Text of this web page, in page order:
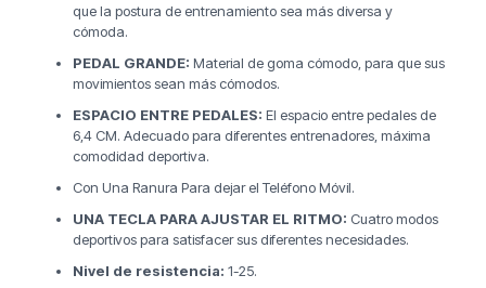
que la postura de entrenamiento sea más diversa y
cómoda.
PEDAL GRANDE: Material de goma cómodo, para que sus
movimientos sean más cómodos.
ESPACIO ENTRE PEDALES: El espacio entre pedales de
6,4 CM. Adecuado para diferentes entrenadores, máxima
comodidad deportiva.
Con Una Ranura Para dejar el Teléfono Móvil.
UNA TECLA PARA AJUSTAR EL RITMO: Cuatro modos
deportivos para satisfacer sus diferentes necesidades.
Nivel de resistencia: 1-25.